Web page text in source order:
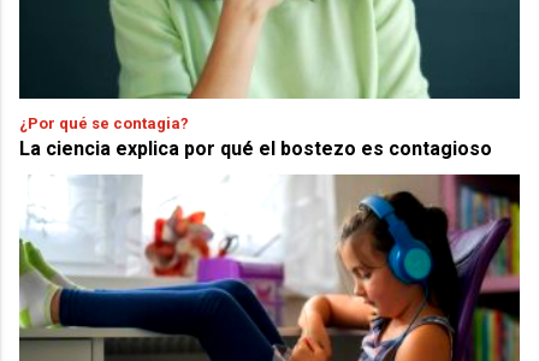
¿Por qué se contagia?
La ciencia explica por qué el bostezo es contagioso